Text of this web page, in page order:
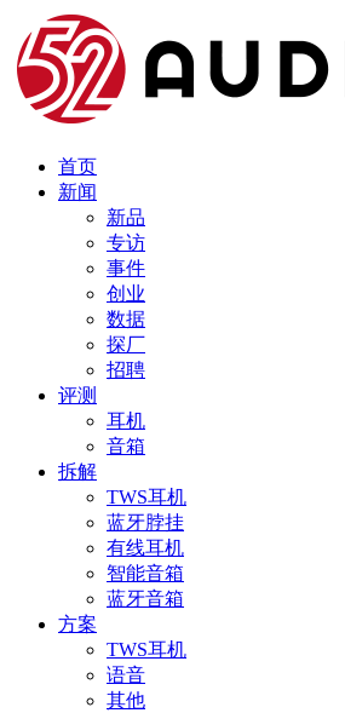
首页
新闻
新品
专访
事件
创业
数据
探厂
招聘
评测
耳机
音箱
拆解
TWS耳机
蓝牙脖挂
有线耳机
智能音箱
蓝牙音箱
方案
TWS耳机
语音
其他